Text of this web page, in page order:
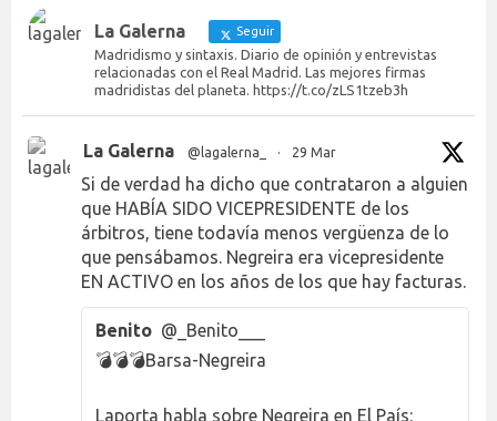
La Galerna Seguir
Madridismo y sintaxis. Diario de opinión y entrevistas
relacionadas con el Real Madrid. Las mejores firmas
madridistas del planeta. https://t.co/zLS1tzeb3h
La Galerna @lagalerna_ · 29 Mar
Si de verdad ha dicho que contrataron a alguien
que HABÍA SIDO VICEPRESIDENTE de los
árbitros, tiene todavía menos vergüenza de lo
que pensábamos. Negreira era vicepresidente
EN ACTIVO en los años de los que hay facturas.
Benito @_Benito___
💣💣💣Barsa-Negreira
Laporta habla sobre Negreira en El País: